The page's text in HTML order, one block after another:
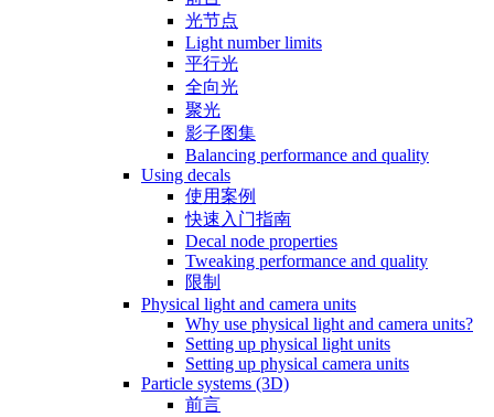
光节点
Light number limits
平行光
全向光
聚光
影子图集
Balancing performance and quality
Using decals
使用案例
快速入门指南
Decal node properties
Tweaking performance and quality
限制
Physical light and camera units
Why use physical light and camera units?
Setting up physical light units
Setting up physical camera units
Particle systems (3D)
前言